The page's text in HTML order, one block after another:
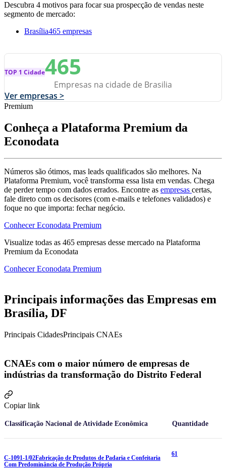
Descubra 4 motivos para focar sua prospecção de vendas neste
segmento de mercado:
Brasília465 empresas
TOP 1 Cidade465
Empresas na cidade de Brasilia
Ver empresas >
Premium
Conheça a Plataforma Premium da
Econodata
Números são ótimos, mas leads qualificados são melhores. Na
Plataforma Premium, você transforma essa lista em vendas. Chega
de perder tempo com dados errados. Encontre as empresas certas,
fale direto com os decisores (com e-mails e telefones validados) e
foque no que importa: fechar negócio.
Conhecer Econodata Premium
Visualize todas as 465 empresas desse mercado na Plataforma
Premium da Econodata
Conhecer Econodata Premium
Principais informações das Empresas em
Brasília, DF
Principais CidadesPrincipais CNAEs
CNAEs com o maior número de empresas de
indústrias da transformação do Distrito Federal
Copiar link
Classificação Nacional de Atividade Econômica Quantidade
C-1091-1/02Fabricação de Produtos de Padaria e Confeitaria
Com Predominância de Produção Própria
61